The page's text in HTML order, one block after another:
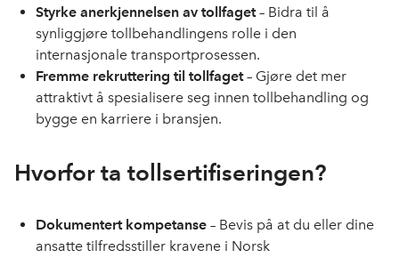
Styrke anerkjennelsen av tollfaget– Bidra til å
synliggjøre tollbehandlingens rolle i den
internasjonale transportprosessen.
Fremme rekruttering til tollfaget– Gjøre det mer
attraktivt å spesialisere seg innen tollbehandling og
bygge en karriere i bransjen.
Hvorfor ta tollsertifiseringen?
Dokumentert kompetanse – Bevis på at du eller dine
ansatte tilfredsstiller kravene i Norsk